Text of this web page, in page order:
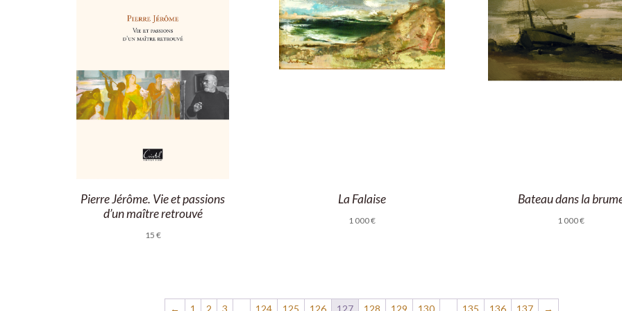
Pierre Jérôme. Vie et passions
d’un maître retrouvé
15 €
La Falaise
1 000€
Bateau dans la
1 000€